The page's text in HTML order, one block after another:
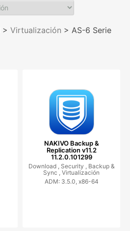
> Virtualización > AS-6 Serie
NAKIVO Backup &
Replication v11.2
11.2.0.101299
Download , Security , Backup &
Sync , Virtualización
ADM: 3.5.0, x86-64